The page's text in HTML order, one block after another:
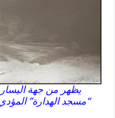
يظهر من جهة
“مسجد الهدارة”